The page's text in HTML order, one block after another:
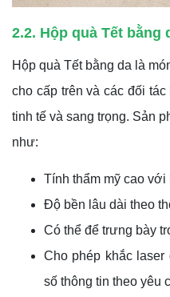
2.2. Hộp quà Tết bằng
Hộp quà Tết bằng da là
cho cấp trên và các đối
tinh tế và sang trọng. Sản
như:
Tính thẩm mỹ cao với
Độ bền lâu dài theo
Có thể để trưng bày
Cho phép khắc laser
số thông tin theo yêu